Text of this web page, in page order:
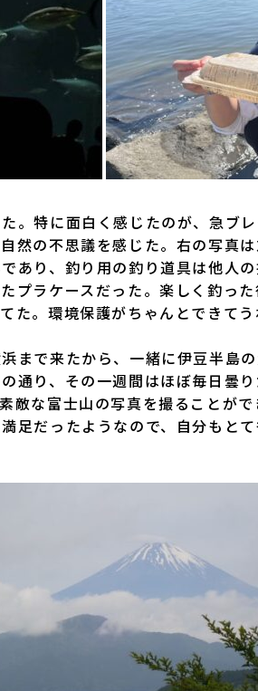
。特に面白く感じたのが、急ブ
然の不思議を感じた。右の写真
あり、釣り用の釣り道具は他人
プラケースだった。楽しく釣っ
た。環境保護がちゃんとできてう
まで来たから、一緒に伊豆半島
通り、その一週間はほぼ毎日曇
敵な富士山の写真を撮ることが
足だったようなので、自分もと